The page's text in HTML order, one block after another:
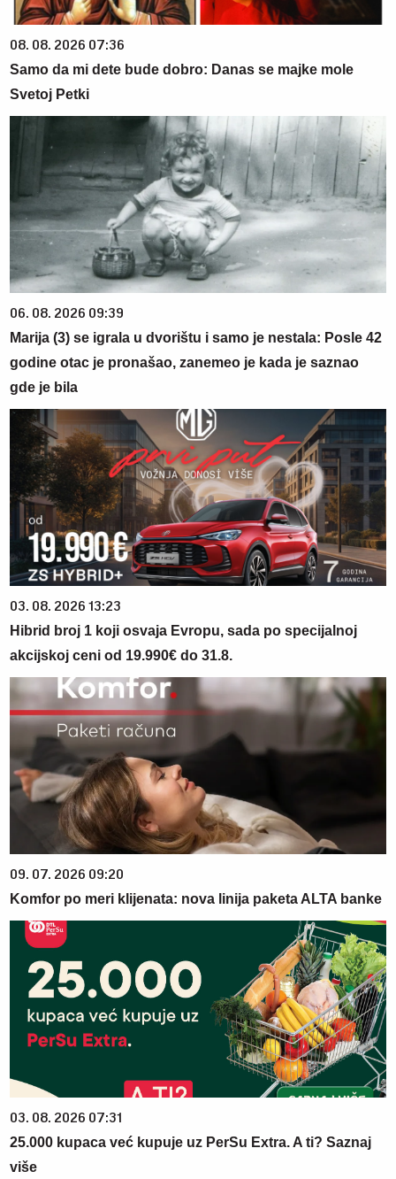
08. 08. 2026 07:36
Samo da mi dete bude dobro: Danas se majke mole
Svetoj Petki
06. 08. 2026 09:39
Marija (3) se igrala u dvorištu i samo je nestala: Posle 42
godine otac je pronašao, zanemeo je kada je saznao
gde je bila
03. 08. 2026 13:23
Hibrid broj 1 koji osvaja Evropu, sada po specijalnoj
akcijskoj ceni od 19.990€ do 31.8.
09. 07. 2026 09:20
Komfor po meri klijenata: nova linija paketa ALTA banke
03. 08. 2026 07:31
25.000 kupaca već kupuje uz PerSu Extra. A ti? Saznaj
više